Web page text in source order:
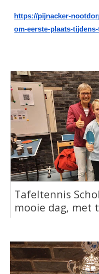
https://pijnacker-
om-eerste-plaats-
Tafeltennis
mooie dag, met